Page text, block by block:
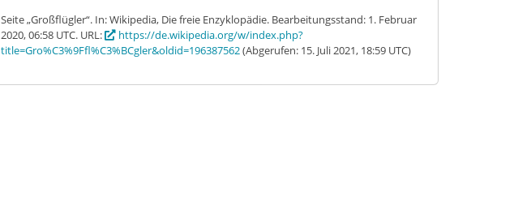
Seite „Großflügler“. In: Wikipedia, Die freie Enzyklopädie. Bearbeitungsstand: 1. Februar
2020, 06:58 UTC. URL:
https://de.wikipedia.org/w/index.php?
title=Gro%C3%9Ffl%C3%BCgler&oldid=196387562(Abgerufen: 15. Juli 2021, 18:59 UTC)